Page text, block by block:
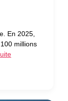
En 2025,
millions